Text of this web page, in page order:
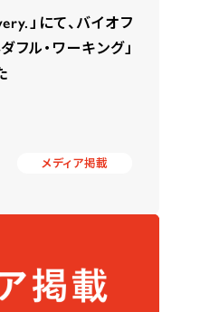
」にて、バイオフ
フル・ワーキング」
メディア掲載